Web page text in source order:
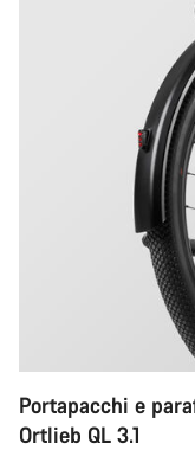
Portapacchi e
Ortlieb QL 3.1